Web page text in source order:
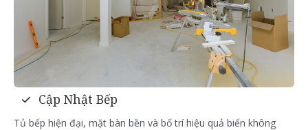
Cập Nhật Bếp
Tủ bếp hiện đại, mặt bàn bền và bố trí hiệu quả biến không